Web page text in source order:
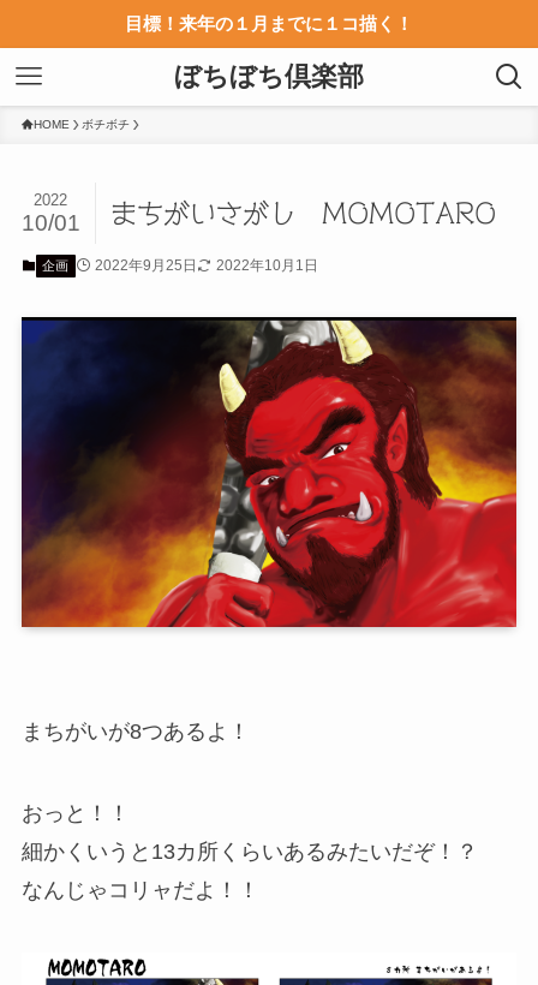
目標！来年の１月までに１コ描く！
ぼちぼち倶楽部
HOME ボチボチ
まちがいさがし MOMOTARO
2022
10/01
企画 2022年9月25日 2022年10月1日
まちがいが8つあるよ！
おっと！！
細かくいうと13カ所くらいあるみたいだぞ！？
なんじゃコリャだよ！！